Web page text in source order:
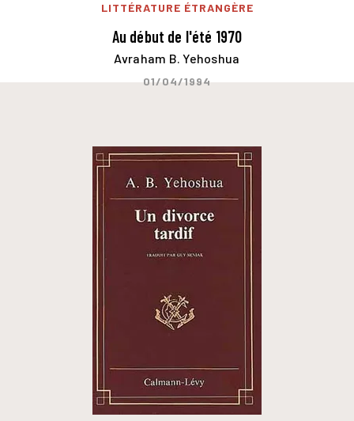
LITTÉRATURE ÉTRANGÈRE
Au début de l'été 1970
Avraham B. Yehoshua
01/04/1994